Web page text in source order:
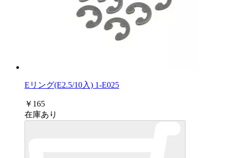
Eリング(E2.5/10入) 1-E025
￥165
在庫あり